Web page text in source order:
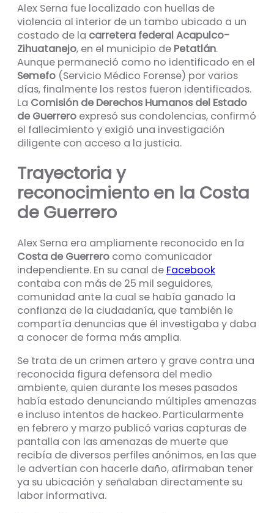
Alex Serna fue localizado con huellas de
violencia al interior de un tambo ubicado a un
costado de la carretera federal Acapulco-
Zihuatanejo, en el municipio de Petatlán.
Aunque permaneció como no identificado en el
Semefo (Servicio Médico Forense) por varios
días, finalmente los restos fueron identificados.
La Comisión de Derechos Humanos del Estado
de Guerrero expresó sus condolencias, confirmó
el fallecimiento y exigió una investigación
diligente con acceso a la justicia.
Trayectoria y
reconocimiento en la Costa
de Guerrero
Alex Serna era ampliamente reconocido en la
Costa de Guerrero como comunicador
independiente. En su canal de Facebook
contaba con más de 25 mil seguidores,
comunidad ante la cual se había ganado la
confianza de la ciudadanía, que también le
compartía denuncias que él investigaba y daba
a conocer de forma más amplia.
Se trata de un crimen artero y grave contra una
reconocida figura defensora del medio
ambiente, quien durante los meses pasados
había estado denunciando múltiples amenazas
e incluso intentos de hackeo. Particularmente
en febrero y marzo publicó varias capturas de
pantalla con las amenazas de muerte que
recibía de diversos perfiles anónimos, en las que
le advertían con hacerle daño, afirmaban tener
ya su ubicación y señalaban directamente su
labor informativa.